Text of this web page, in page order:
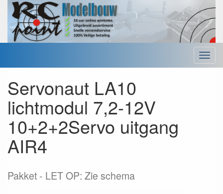
Menu
Servonaut LA10
lichtmodul 7,2-12V
10+2+2Servo uitgang
AIR4
Pakket LET OP: Zie schema